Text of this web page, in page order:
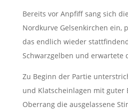
Bereits vor Anpfiff sang sich
Nordkurve Gelsenkirchen ein,
das endlich wieder
Schwarzgelben und erwartete
Zu Beginn der Partie
und Klatscheinlagen mit guter
Oberrang die ausgelassene